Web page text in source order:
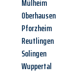
Mülheim
Oberhausen
Pforzheim
Reutlingen
Solingen
Wuppertal